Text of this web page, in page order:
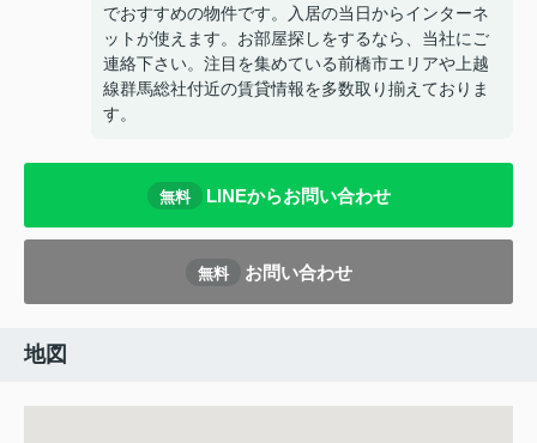
でおすすめの物件です。入居の当日からインターネ
ットが使えます。お部屋探しをするなら、当社にご
連絡下さい。注目を集めている前橋市エリアや上越
線群馬総社付近の賃貸情報を多数取り揃えておりま
す。
無料 LINEからお問い合わせ
無料 お問い合わせ
地図